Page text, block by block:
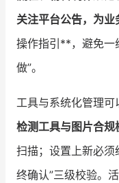
关注平台公告，为业
操作指引**，避免一
做”。
工具与系统化管理
检测工具与图片合规
扫描；设置上新必
终确认”三级校验。